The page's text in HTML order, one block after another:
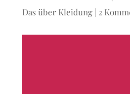
Das über Kleidung| 2